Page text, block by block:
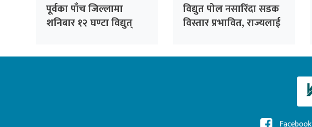
पूर्वका पाँच जिल्लामा
शनिबार १२ घण्टा विद्युत्
विद्युत पोल नसारिँदा सडक
विस्तार प्रभावित, राज्यलाई